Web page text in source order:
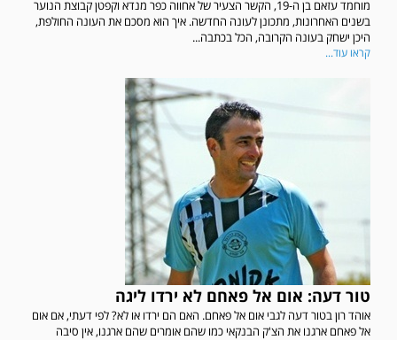
מוחמד עזאם בן ה-19, הקשר הצעיר של אחווה כפר מנדא וקפטן קבוצת הנוער
בשנים האחרונות, מתכונן לעונה החדשה. איך הוא מסכם את העונה החולפת,
היכן ישחק בעונה הקרובה, הכל בכתבה...
קראו עוד...
טור דעה: אום אל פאחם לא ירדו ליגה
אוהד רון בטור דעה לגבי אום אל פאחם. האם הם ירדו או לא? לפי דעתי, אם אום
אל פאחם ארגנו את הצ'ק הבנקאי כמו שהם אומרים שהם ארגנו, אין סיבה